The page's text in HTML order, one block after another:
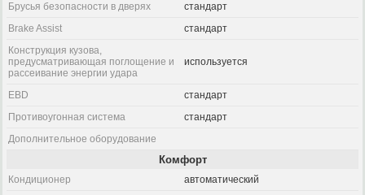
Брусья безопасности в дверях
стандарт
Brake Assist
стандарт
Конструкция кузова,
предусматривающая поглощение и
рассеивание энергии удара
используется
EBD
стандарт
Противоугонная система
стандарт
Дополнительное оборудование
Комфорт
Кондиционер
автоматический